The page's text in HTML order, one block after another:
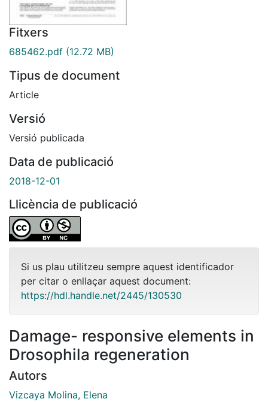
Fitxers
685462.pdf (12.72 MB)
Tipus de document
Article
Versió
Versió publicada
Data de publicació
2018-12-01
Llicència de publicació
Si us plau utilitzeu sempre aquest identificador
per citar o enllaçar aquest document:
https://hdl.handle.net/2445/130530
Damage- responsive elements in
Drosophila regeneration
Autors
Vizcaya Molina, Elena